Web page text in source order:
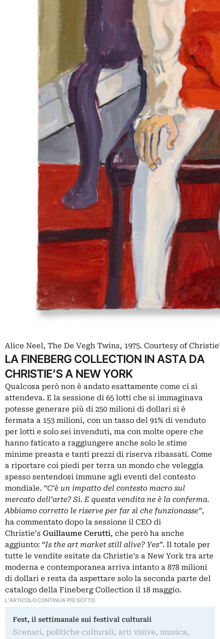
Alice Neel, The De Vegh Twins, 1975. Courtesy of
LA FINEBERG COLLECTION IN ASTA DA
CHRISTIE’S A NEW YORK
Qualcosa però non è andato esattamente come ci si
attendeva. E la sessione di 65 lotti che si immaginava
potesse generare più di 250 milioni di dollari si è
fermata a 153 milioni, con un tasso del 91% di venduto
per lotti e solo sei invenduti, ma con molte opere che
hanno faticato a raggiungere anche solo le stime
minime preasta e tanti prezzi di riserva ribassati. Come
a riportare coi piedi per terra un mondo che veleggia
spesso sentendosi immune agli eventi del contesto
mondiale. “C’è un impatto del contesto macro sul
mercato dell’arte? Sì. E questa vendita ne è la conferma.
Abbiamo corretto le riserve per far sì che funzionasse”,
ha commentato dopo la sessione il CEO di
Christie’s Guillaume Cerutti, che però ha anche
aggiunto: “Is the art market still alive? Yes”. Il totale per
tutte le vendite esitate da Christie’s a New York tra arte
moderna e contemporanea arriva intanto a 878 milioni
di dollari e resta da aspettare solo la seconda parte del
catalogo della Fineberg Collection il 18 maggio.
L'ARTICOLO CONTINUA PIÙ SOTTO
Fest, il settimanale sui festival culturali
Scenari, politiche culturali, arti visive, musica,